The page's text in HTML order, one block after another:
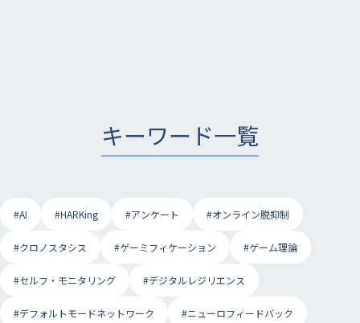
キーワード一覧
#AI #HARKing #アンケート #オンライン脱抑制
#クロノスタシス #ゲーミフィケーション #ゲーム理論
#セルフ・モニタリング #デジタルレジリエンス
#デフォルトモードネットワーク #ニューロフィードバック